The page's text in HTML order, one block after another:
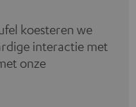
koesteren we
interactie met
onze